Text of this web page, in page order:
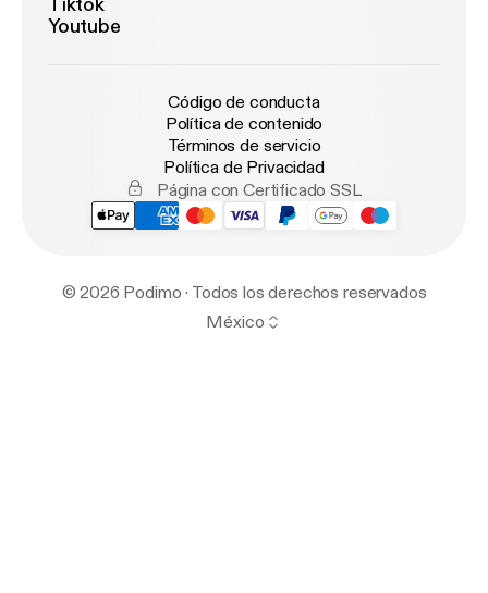
Youtube
Código de conducta
Política de contenido
Términos de servicio
Política de Privacidad
Página con Certificado SSL
© 2026 Podimo · Todos los derechos reservados
México